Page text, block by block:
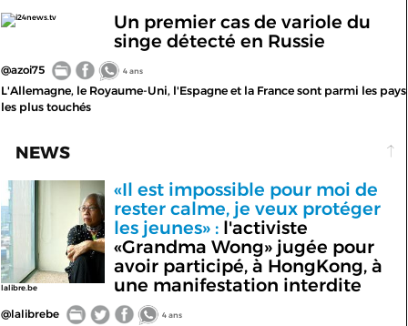
i24news.tv
Un premier cas de variole du
singe détecté en Russie
@azoi75 4 ans
L'Allemagne, le Royaume-Uni, l'Espagne et la France sont parmi les pays
les plus touchés
NEWS
lalibre.be
«Il est impossible pour moi de
rester calme, je veux protéger
les jeunes» :l'activiste
«Grandma Wong» jugée pour
avoir participé, à HongKong, à
une manifestation interdite
@lalibrebe 4 ans